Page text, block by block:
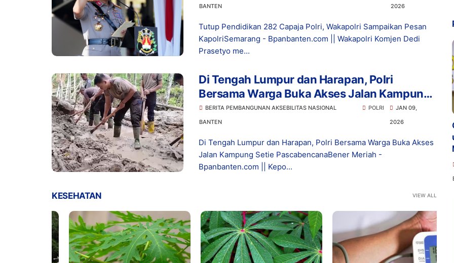
BANTEN
2026
Tutup Pendidikan 282 Capaja Polri, Wakapolri Sampaikan Pesan
KapolriSemarang - Bpanbanten.com || Wakapolri Komjen Dedi
Prasetyo me...
Di Tengah Lumpur dan Harapan, Polri
Bersama Warga Buka Akses Jalan Kampung
Setie Pascabencana
BERITA PEMBANGUNAN AKSEBILITAS NASIONAL
BANTEN
POLRI
JAN 09,
2026
Di Tengah Lumpur dan Harapan, Polri Bersama Warga Buka Akses
Jalan Kampung Setie PascabencanaBener Meriah -
Bpanbanten.com || Kepo...
KESEHATAN VIEW ALL